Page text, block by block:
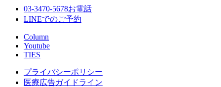
03-3470-5678お電話
LINEでのご予約
Column
Youtube
TIES
プライバシーポリシー
医療広告ガイドライン